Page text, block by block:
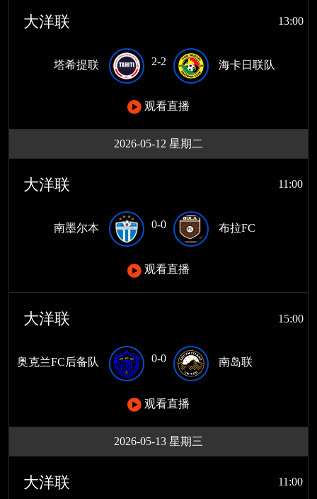
大洋联 13:00
塔希提联 2-2 海卡日联队
观看直播
2026-05-12 星期二
大洋联 11:00
南墨尔本 0-0 布拉FC
观看直播
大洋联 15:00
奥克兰FC后备队 0-0 南岛联
观看直播
2026-05-13 星期三
大洋联 11:00